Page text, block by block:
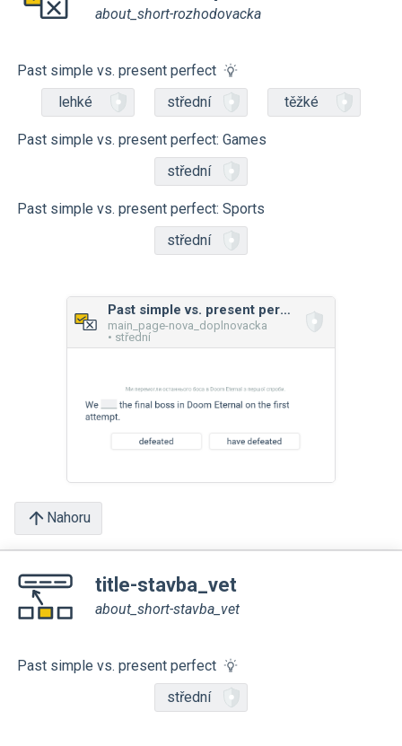
about_short-rozhodovacka
Past simple vs. present perfect
lehké
střední těžké
Past simple vs. present perfect: Games
střední
Past simple vs. present perfect: Sports
střední
Past simple vs. present perfect: Games
main_page-nova_doplnovacka
• střední
Nahoru
title-stavba_vet
about_short-stavba_vet
Past simple vs. present perfect
střední